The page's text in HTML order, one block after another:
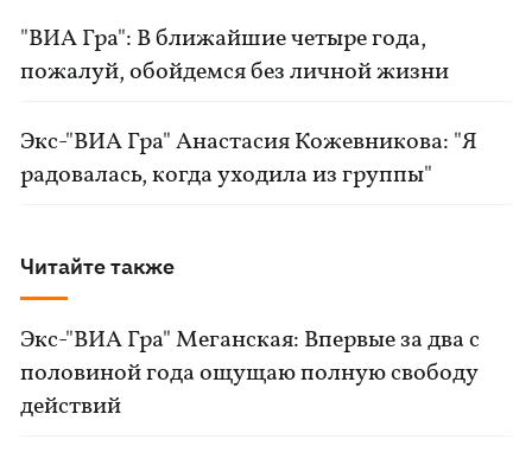
"ВИА Гра": В ближайшие четыре года,
пожалуй, обойдемся без личной жизни
Экс-"ВИА Гра" Анастасия Кожевникова: "Я
радовалась, когда уходила из группы"
Читайте также
Экс-"ВИА Гра" Меганская: Впервые за два с
половиной года ощущаю полную свободу
действий